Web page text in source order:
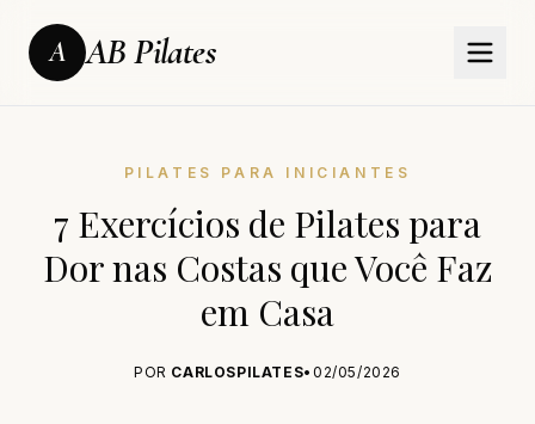
A AB Pilates
PILATES PARA INICIANTES
7 Exercícios de Pilates para
Dor nas Costas que Você Faz
em Casa
POR CARLOSPILATES• 02/05/2026